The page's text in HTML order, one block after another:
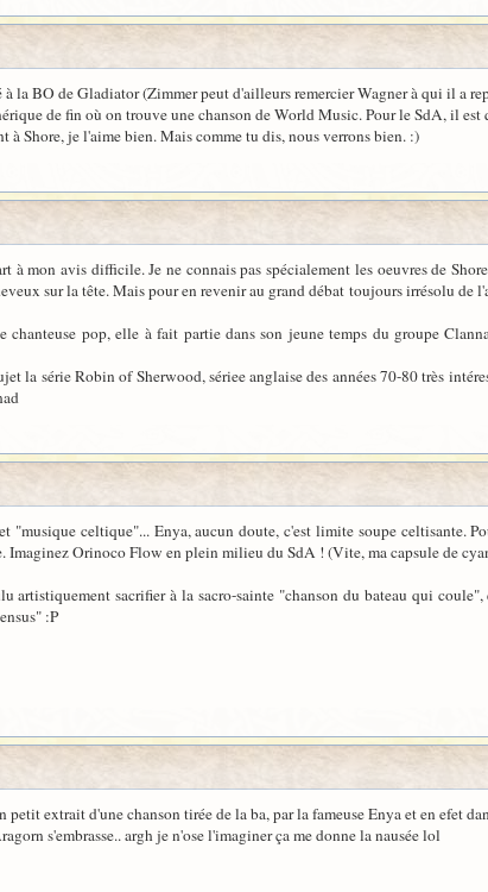
la BO de Gladiator (Zimmer peut d'ailleurs remercier Wagner à qui il a
de fin où on trouve une chanson de World Music. Pour le SdA, il
à Shore, je l'aime bien. Mais comme tu dis, nous verrons bien. :)
à mon avis difficile. Je ne connais pas spécialement les oeuvres de
sur la tête. Mais pour en revenir au grand débat toujours irrésolu
chanteuse pop, elle à fait partie dans son jeune temps du groupe
la série Robin of Sherwood, sériee anglaise des années 70-80 très
"musique celtique"... Enya, aucun doute, c'est limite soupe celtisante.
Imaginez Orinoco Flow en plein milieu du SdA ! (Vite, ma capsule de
artistiquement sacrifier à la sacro-sainte "chanson du bateau qui
:P
extrait d'une chanson tirée de la ba, par la fameuse Enya et en efet
s'embrasse.. argh je n'ose l'imaginer ça me donne la nausée lol